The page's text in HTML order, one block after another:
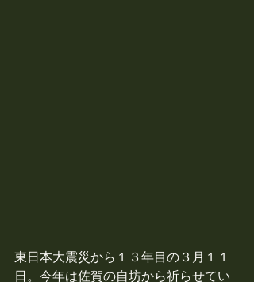
東日本大震災から１３年目の３月１１
日。今年は佐賀の自坊から祈らせてい